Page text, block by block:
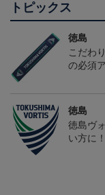
トピックス
徳島
こだわ
の必須
徳島
徳島ヴ
い方に